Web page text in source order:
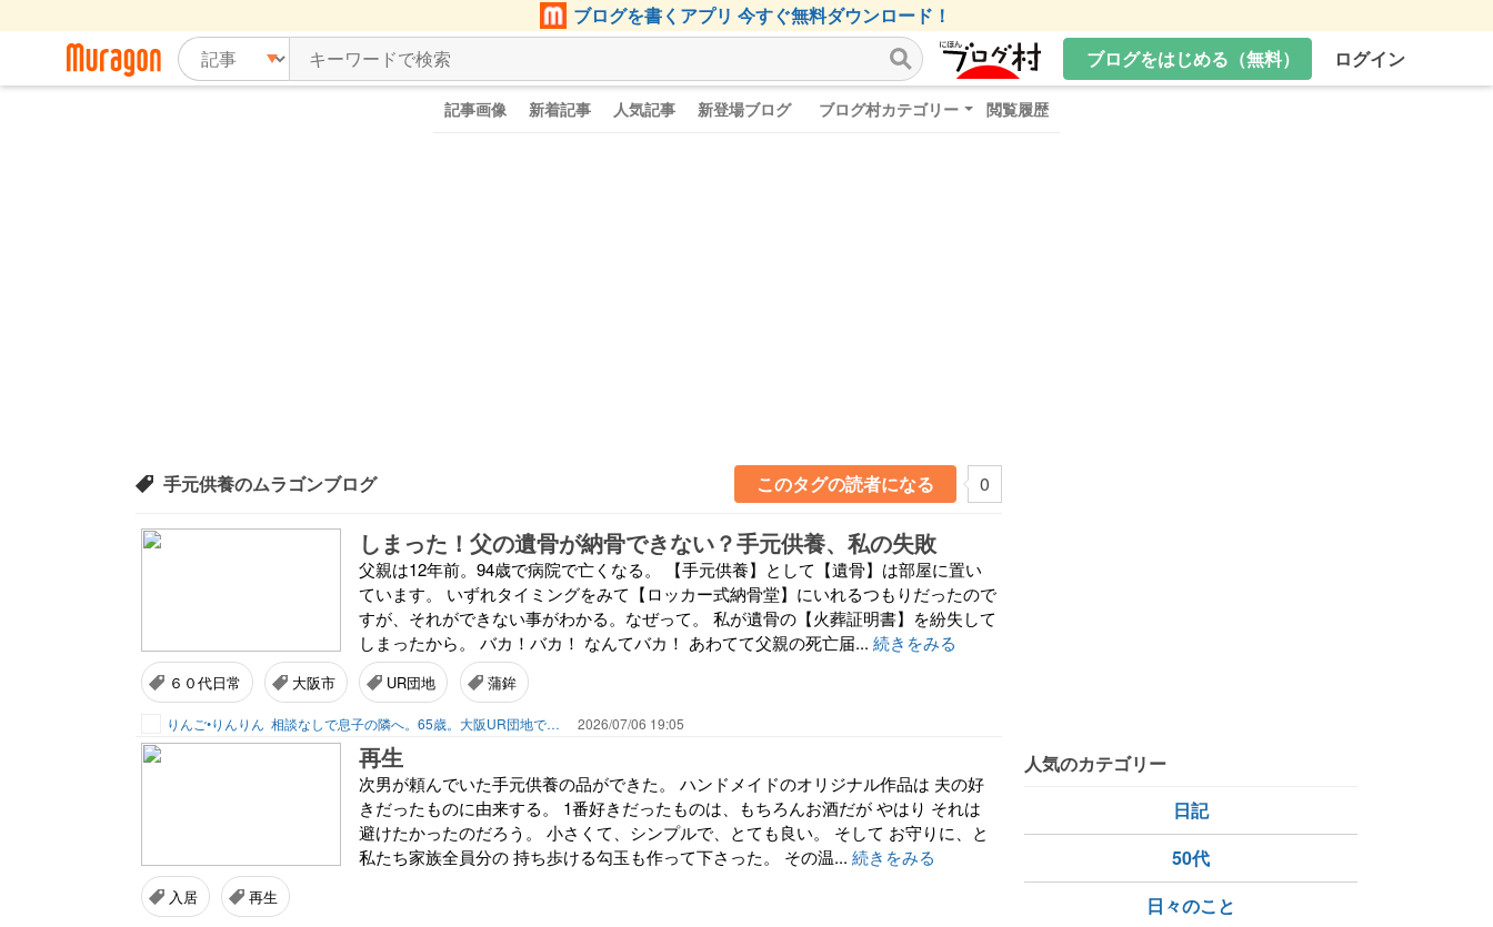
ブログを書くアプリ 今すぐ無料ダウンロード！
ブログをはじめる（無料）
ログイン
記事画像 新着記事 人気記事 新登場ブログ ブログ村カテゴリー 閲覧履歴
手元供養のムラゴンブログ このタグの読者になる 0
しまった！父の遺骨が納骨できない？手元供養、私の失敗
父親は12年前。94歳で病院で亡くなる。 【手元供養】として【遺骨】は部屋に置い
ています。 いずれタイミングをみて【ロッカー式納骨堂】にいれるつもりだったので
すが、それができない事がわかる。なぜって。 私が遺骨の【火葬証明書】を紛失して
しまったから。 バカ！バカ！ なんてバカ！ あわてて父親の死亡届... 続きをみる
６０代日常 大阪市 UR団地 蒲鉾
りんご•りんりん 相談なしで息子の隣へ。65歳。大阪UR団地で叶える「貯金を減らさない」年金暮らし 2026/07/06 19:05
再生
次男が頼んでいた手元供養の品ができた。 ハンドメイドのオリジナル作品は 夫の好
きだったものに由来する。 1番好きだったものは、もちろんお酒だが やはり それは
避けたかったのだろう。 小さくて、シンプルで、とても良い。 そして お守りに、と
私たち家族全員分の 持ち歩ける勾玉も作って下さった。 その温... 続きをみる
入居 再生
人気のカテゴリー
日記
50代
日々のこと